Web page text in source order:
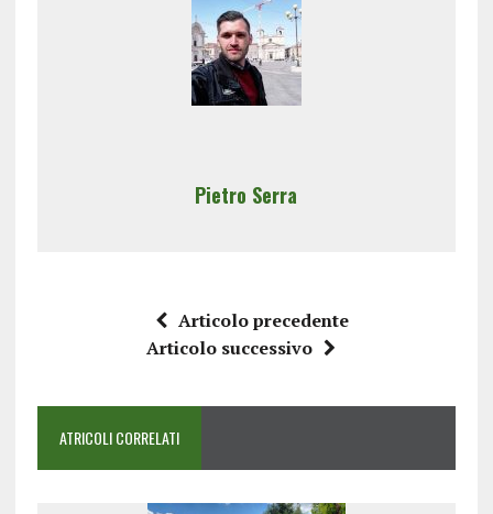
Pietro Serra
Articolo precedente
Articolo successivo
ATRICOLI CORRELATI